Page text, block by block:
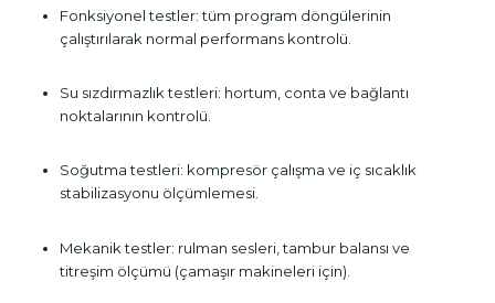
Fonksiyonel testler: tüm program döngülerinin
çalıştırılarak normal performans kontrolü.
Su sızdırmazlık testleri: hortum, conta ve bağlantı
noktalarının kontrolü.
Soğutma testleri: kompresör çalışma ve iç sıcaklık
stabilizasyonu ölçümlemesi.
Mekanik testler: rulman sesleri, tambur balansı ve
titreşim ölçümü (çamaşır makineleri için).